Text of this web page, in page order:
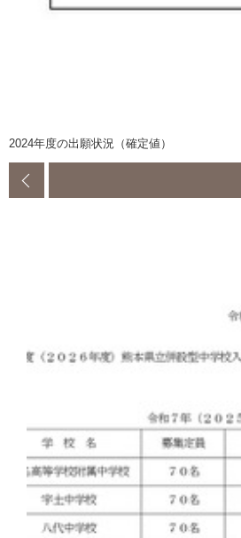
2024年度の出願状況（確定値）